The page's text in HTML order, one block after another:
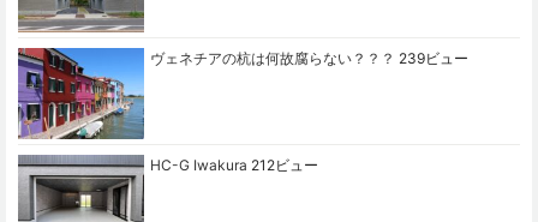
ヴェネチアの杭は何故腐らない？？？ 239ビュー
HC-G Iwakura 212ビュー